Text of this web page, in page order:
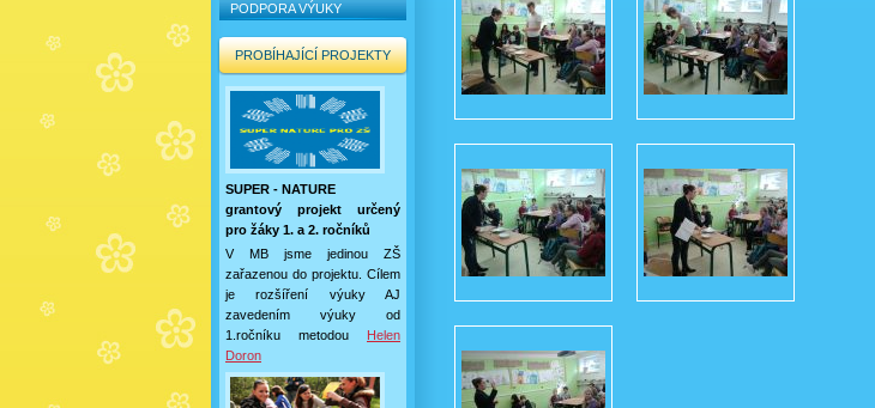
PODPORA VÝUKY
PROBÍHAJÍCÍ PROJEKTY
SUPER - NATURE
grantový projekt určený
pro žáky 1. a 2. ročníků
V MB jsme jedinou ZŠ
zařazenou do projektu. Cílem
je rozšíření výuky AJ
zavedením výuky od
1.ročníku metodou Helen
Doron